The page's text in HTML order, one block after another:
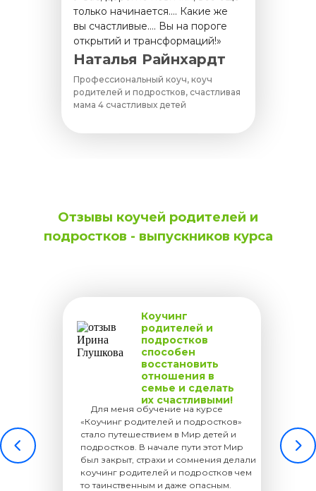
только начинается…. Какие же
вы счастливые…. Вы на пороге
открытий и трансформаций!»
Наталья Райнхардт
Профессиональный коуч, коуч
родителей и подростков, счастливая
мама 4 счастливых детей
Отзывы коучей родителей и
подростков - выпускников курса
Для меня обучение на курсе
«Коучинг родителей и подростков»
стало путешествием в Мир детей и
подростков. В начале пути этот Мир
был закрыт, страхи и сомнения делали
коучинг родителей и подростков чем
то таинственным и даже опасным.
Коучинг
родителей и
подростков
способен
восстановить
отношения в
семье и сделать
их счастливыми!